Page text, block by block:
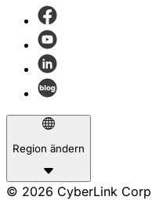
Region ändern
© 2026 CyberLink